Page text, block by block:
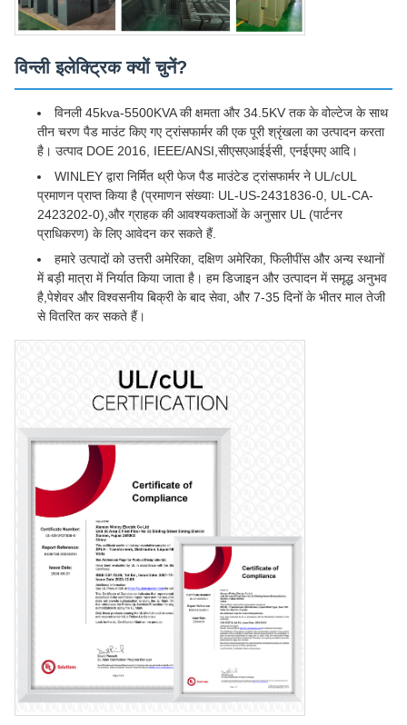
विन्ली इलेक्ट्रिक क्यों चुनें?
विनली 45kva-5500KVA की क्षमता और 34.5KV तक के वोल्टेज के साथ
तीन चरण पैड माउंट किए गए ट्रांसफार्मर की एक पूरी श्रृंखला का उत्पादन करता
है। उत्पाद DOE 2016, IEEE/ANSI,सीएसएआईईसी, एनईएमए आदि।
WINLEY द्वारा निर्मित थ्री फेज पैड माउंटेड ट्रांसफार्मर ने UL/cUL
प्रमाणन प्राप्त किया है (प्रमाणन संख्याः UL-US-2431836-0, UL-CA-
2423202-0),और ग्राहक की आवश्यकताओं के अनुसार UL (पार्टनर
प्राधिकरण) के लिए आवेदन कर सकते हैं.
हमारे उत्पादों को उत्तरी अमेरिका, दक्षिण अमेरिका, फिलीपींस और अन्य स्थानों
में बड़ी मात्रा में निर्यात किया जाता है। हम डिजाइन और उत्पादन में समृद्ध अनुभव
है,पेशेवर और विश्वसनीय बिक्री के बाद सेवा, और 7-35 दिनों के भीतर माल तेजी
से वितरित कर सकते हैं।